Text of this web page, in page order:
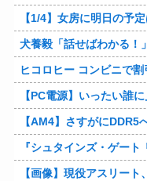
【1/4】女房に明日の予定は聞いていないが、デートにでも誘ってみる。多
犬養毅「話せばわかる！」
ヒコロヒー コンビニで
【PC電源】いったい誰に
【AM4】さすがにDDR5
『シュタインズ・ゲート リブート
【画像】現役アスリート